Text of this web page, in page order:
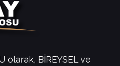
olarak, BİREYSEL ve